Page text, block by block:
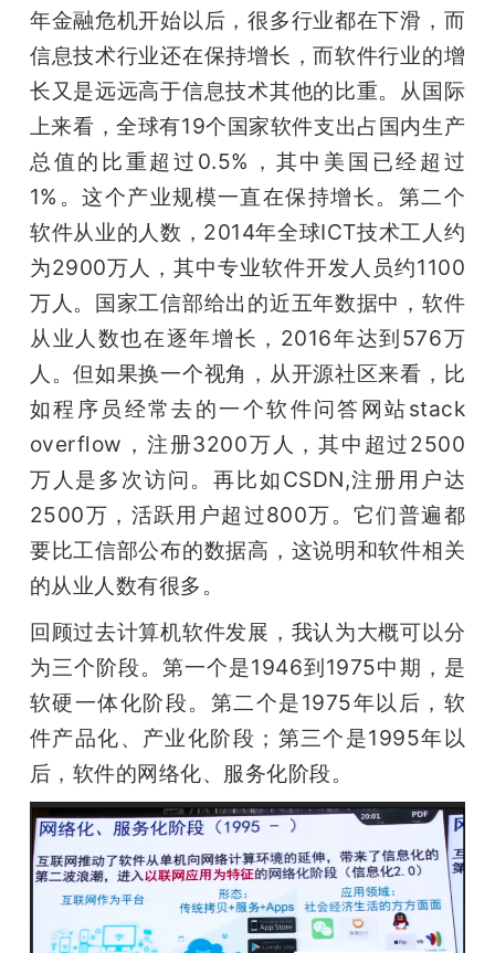
年金融危机开始以后，很多行业都在下滑，而
信息技术行业还在保持增长，而软件行业的增
长又是远远高于信息技术其他的比重。从国际
上来看，全球有19个国家软件支出占国内生产
总值的比重超过0.5%，其中美国已经超过
1%。这个产业规模一直在保持增长。第二个
软件从业的人数，2014年全球ICT技术工人约
为2900万人，其中专业软件开发人员约1100
万人。国家工信部给出的近五年数据中，软件
从业人数也在逐年增长，2016年达到576万
人。但如果换一个视角，从开源社区来看，比
如程序员经常去的一个软件问答网站stack
overflow，注册3200万人，其中超过2500
万人是多次访问。再比如CSDN,注册用户达
2500万，活跃用户超过800万。它们普遍都
要比工信部公布的数据高，这说明和软件相关
的从业人数有很多。
回顾过去计算机软件发展，我认为大概可以分
为三个阶段。第一个是1946到1975中期，是
软硬一体化阶段。第二个是1975年以后，软
件产品化、产业化阶段；第三个是1995年以
后，软件的网络化、服务化阶段。